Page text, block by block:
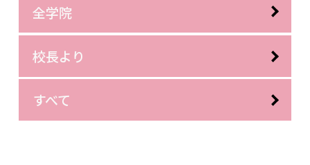
全学院
校長より
すべて